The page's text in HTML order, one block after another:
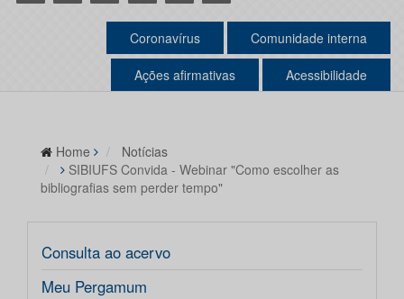
Coronavírus Comunidade interna
Ações afirmativas Acessibilidade
Home
Notícias
SIBIUFS Convida - Webinar "Como escolher as
bibliografias sem perder tempo"
Consulta ao acervo
Meu Pergamum